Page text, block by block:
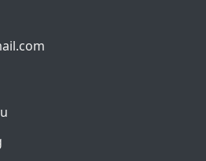
loại acc NSO được